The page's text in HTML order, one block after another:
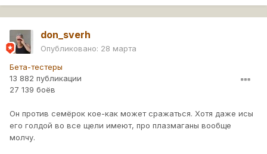
don_sverh
Опубликовано: 28 марта
Бета-тестеры
13 882 публикации
27 139 боёв
Он против семёрок кое-как может сражаться. Хотя даже исы
его голдой во все щели имеют, про плазмаганы вообще
молчу.